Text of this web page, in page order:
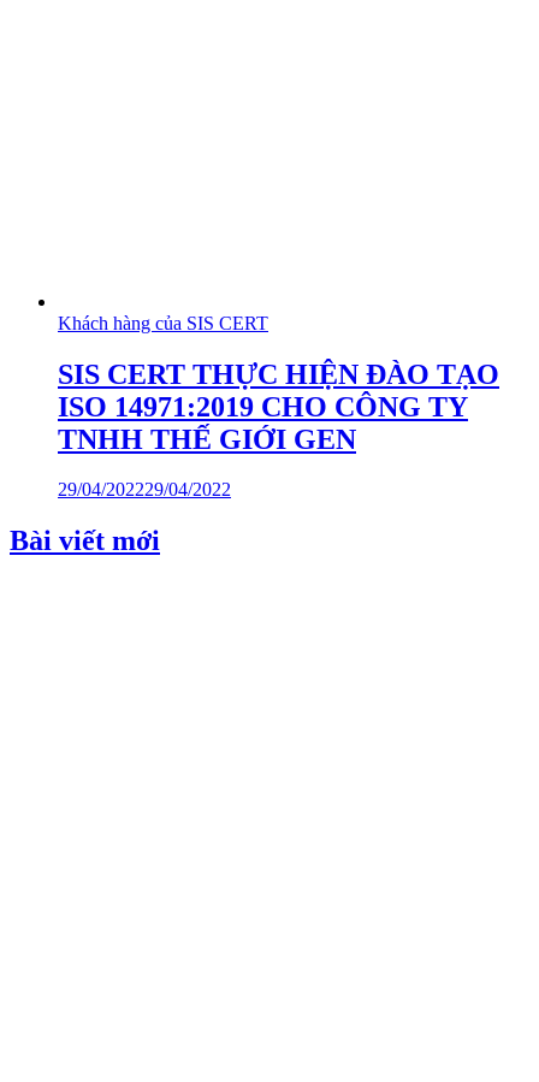
Khách hàng của SIS CERT
SIS CERT THỰC HIỆN ĐÀO TẠO
ISO 14971:2019 CHO CÔNG TY
TNHH THẾ GIỚI GEN
29/04/202229/04/2022
Bài viết mới